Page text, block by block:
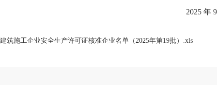
2025 年 9 月 28
建筑施工企业安全生产许可证核准企业名单（2025年第19批）.xls